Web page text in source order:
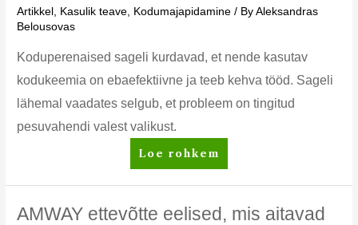
valida
Artikkel Kasulik teave Kodumajapidamine / ByAleksandras
Belousovas
Koduperenaised sageli kurdavad, et nende kasutav
kodukeemia on ebaefektiivne ja teeb kehva tööd. Sageli
lähemal vaadates selgub, et probleem on tingitud
pesuvahendi valest valikust.
Pulbrist
pesuvahendini:
mis
on
Loe rohkem
AMWAY ettevõtte eelised, mis aitavad